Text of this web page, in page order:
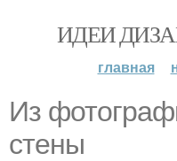
ИДЕИ
главная
Из
стены